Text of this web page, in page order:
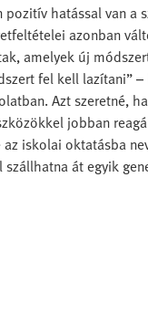
pozitív hatással van
azonban
amelyek új
fel kell
Azt szeretné,
jobban
iskolai oktatásba
át egyik